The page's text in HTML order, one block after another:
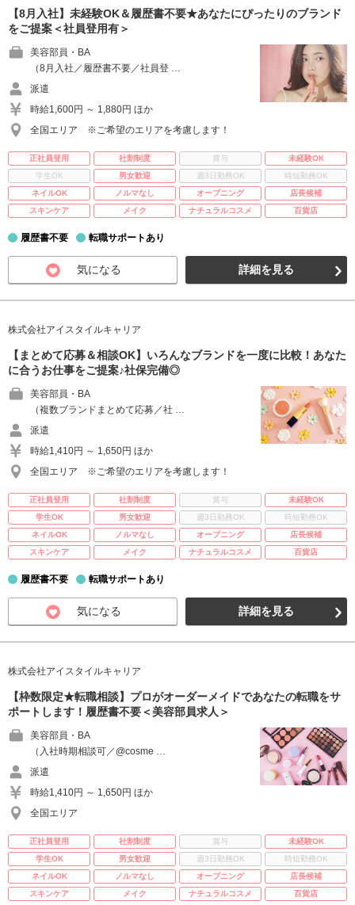
【8月入社】未経験OK＆履歴書不要★あなたにぴったりのブランド
をご提案＜社員登用有＞
美容部員・BA
（8月入社／履歴書不要／社員登 …
派遣
時給1,600円 ～ 1,880円 ほか
全国エリア ※ご希望のエリアを考慮します！
正社員登用 社割制度 賞与
未経験OK
学生OK
男女歓迎 週3日勤務OK
時短勤務OK
ネイルOK
ノルマなし オープニング
店長候補
スキンケア
メイク ナチュラルコスメ 百貨店
履歴書不要 転職サポートあり
気になる 詳細を見る
株式会社アイスタイルキャリア
【まとめて応募＆相談OK】いろんなブランドを一度に比較！あなた
に合うお仕事をご提案♪社保完備◎
美容部員・BA
（複数ブランドまとめて応募／社 …
派遣
時給1,410円 ～ 1,650円 ほか
全国エリア ※ご希望のエリアを考慮します！
正社員登用 社割制度 賞与
未経験OK
学生OK
男女歓迎 週3日勤務OK
時短勤務OK
ネイルOK
ノルマなし オープニング
店長候補
スキンケア
メイク ナチュラルコスメ 百貨店
履歴書不要 転職サポートあり
気になる 詳細を見る
株式会社アイスタイルキャリア
【枠数限定★転職相談】プロがオーダーメイドであなたの転職をサ
ポートします！履歴書不要＜美容部員求人＞
美容部員・BA
（入社時期相談可／@cosme …
派遣
時給1,410円 ～ 1,650円 ほか
全国エリア
正社員登用 社割制度 賞与
未経験OK
学生OK
男女歓迎 週3日勤務OK
時短勤務OK
ネイルOK
ノルマなし オープニング
店長候補
スキンケア
メイク ナチュラルコスメ 百貨店